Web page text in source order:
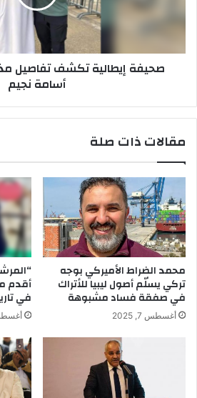
أسامة
صحيفة إيطالية تكشف تفاصيل
أسامة نجيم
مقالات ذات صلة
محمد الضراط الأميركي بوجه
تركي يسلّم أصول ليبيا للأتراك
في صفقة فساد مشبوهة
أغسطس 7, 2025
أقدم
في
أغسطس 5,